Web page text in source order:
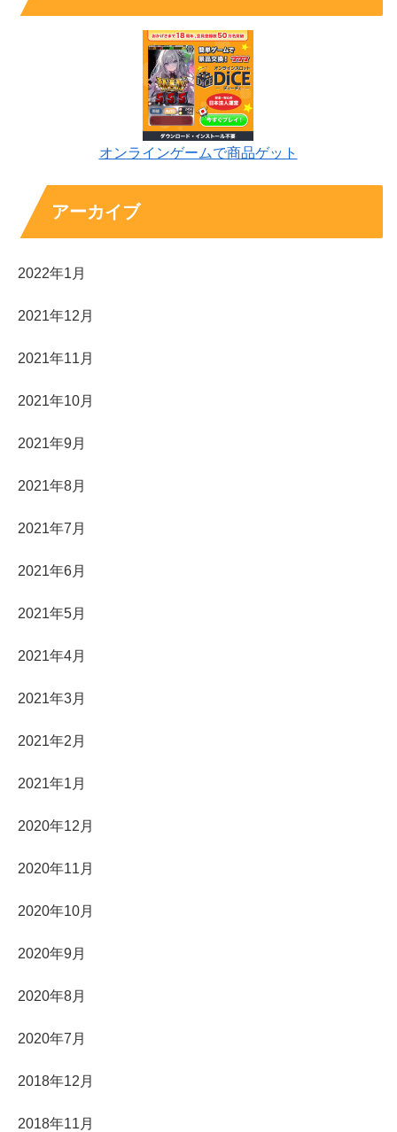
オンラインゲームで商品ゲット
アーカイブ
2022年1月
2021年12月
2021年11月
2021年10月
2021年9月
2021年8月
2021年7月
2021年6月
2021年5月
2021年4月
2021年3月
2021年2月
2021年1月
2020年12月
2020年11月
2020年10月
2020年9月
2020年8月
2020年7月
2018年12月
2018年11月